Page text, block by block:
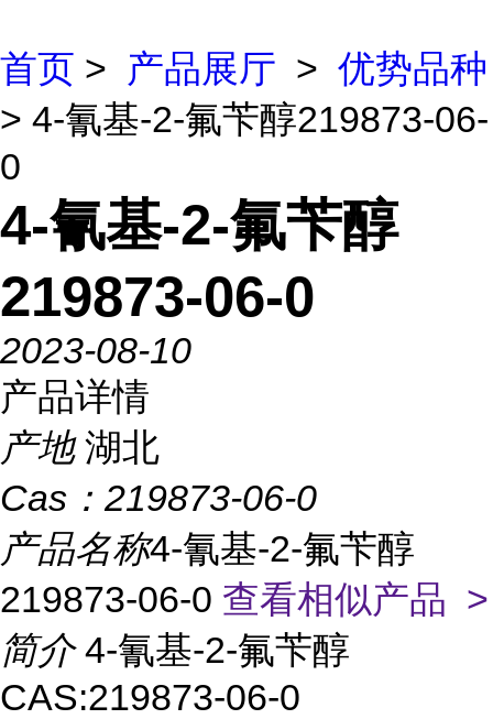
首页 > 产品展厅 > 优势品种
> 4-氰基-2-氟苄醇219873-06-
0
4-氰基-2-氟苄醇
219873-06-0
2023-08-10
产品详情
产地 湖北
Cas： 219873-06-0
产品名称4-氰基-2-氟苄醇
219873-06-0 查看相似产品 >
简介 4-氰基-2-氟苄醇
CAS:219873-06-0